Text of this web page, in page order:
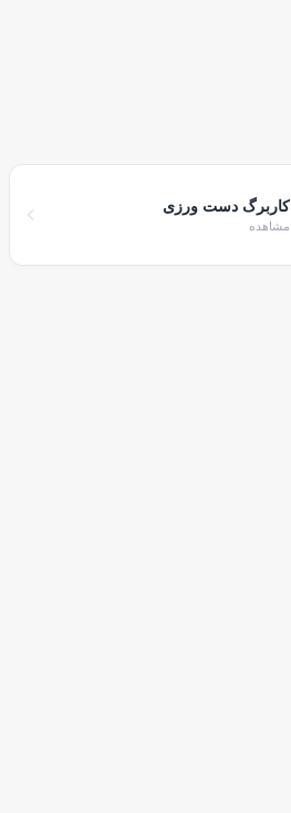
کاربرگ دست ورزی
مشاهده